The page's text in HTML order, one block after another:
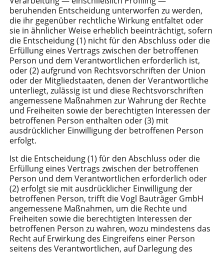
beruhenden Entscheidung unterworfen zu werden,
die ihr gegenüber rechtliche Wirkung entfaltet oder
sie in ähnlicher Weise erheblich beeinträchtigt, sofern
die Entscheidung (1) nicht für den Abschluss oder die
Erfüllung eines Vertrags zwischen der betroffenen
Person und dem Verantwortlichen erforderlich ist,
oder (2) aufgrund von Rechtsvorschriften der Union
oder der Mitgliedstaaten, denen der Verantwortliche
unterliegt, zulässig ist und diese Rechtsvorschriften
angemessene Maßnahmen zur Wahrung der Rechte
und Freiheiten sowie der berechtigten Interessen der
betroffenen Person enthalten oder (3) mit
ausdrücklicher Einwilligung der betroffenen Person
erfolgt.
Ist die Entscheidung (1) für den Abschluss oder die
Erfüllung eines Vertrags zwischen der betroffenen
Person und dem Verantwortlichen erforderlich oder
(2) erfolgt sie mit ausdrücklicher Einwilligung der
betroffenen Person, trifft die Vogl Bauträger GmbH
angemessene Maßnahmen, um die Rechte und
Freiheiten sowie die berechtigten Interessen der
betroffenen Person zu wahren, wozu mindestens das
Recht auf Erwirkung des Eingreifens einer Person
seitens des Verantwortlichen, auf Darlegung des